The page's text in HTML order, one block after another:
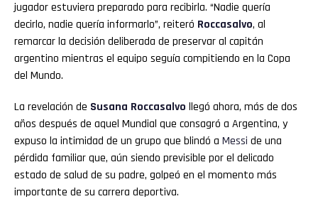
jugador estuviera preparado para recibirla. “Nadie quería
decirlo, nadie quería informarlo”, reiteró Roccasalvo, al
remarcar la decisión deliberada de preservar al capitán
argentino mientras el equipo seguía compitiendo en la Copa
del Mundo.
La revelación de Susana Roccasalvo llegó ahora, más de dos
años después de aquel Mundial que consagró a Argentina, y
expuso la intimidad de un grupo que blindó a Messi de una
pérdida familiar que, aún siendo previsible por el delicado
estado de salud de su padre, golpeó en el momento más
importante de su carrera deportiva.